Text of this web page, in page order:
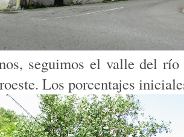
seguimos el valle del
Los porcentajes